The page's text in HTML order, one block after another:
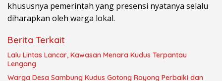
khususnya pemerintah yang presensi nyatanya selalu
diharapkan oleh warga lokal.
Berita Terkait
Lalu Lintas Lancar, Kawasan Menara Kudus Terpantau
Lengang
Warga Desa Sambung Kudus Gotong Royong Perbaiki dan